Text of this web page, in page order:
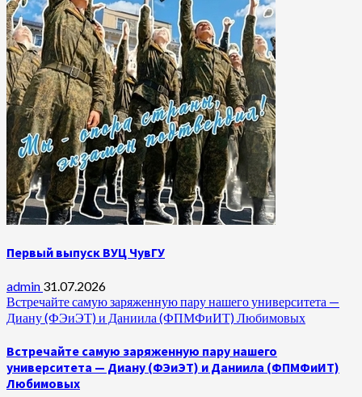
Первый выпуск ВУЦ ЧувГУ
admin 31.07.2026
Встречайте самую заряженную пару нашего университета —
Диану (ФЭиЭТ) и Даниила (ФПМФиИТ) Любимовых
Встречайте самую заряженную пару нашего
университета — Диану (ФЭиЭТ) и Даниила (ФПМФиИТ)
Любимовых